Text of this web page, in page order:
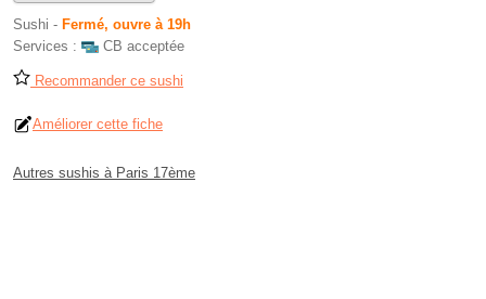
Sushi - Fermé, ouvre à 19h
Services :
CB acceptée
Recommander ce sushi
Améliorer cette fiche
Autres sushis à Paris 17ème